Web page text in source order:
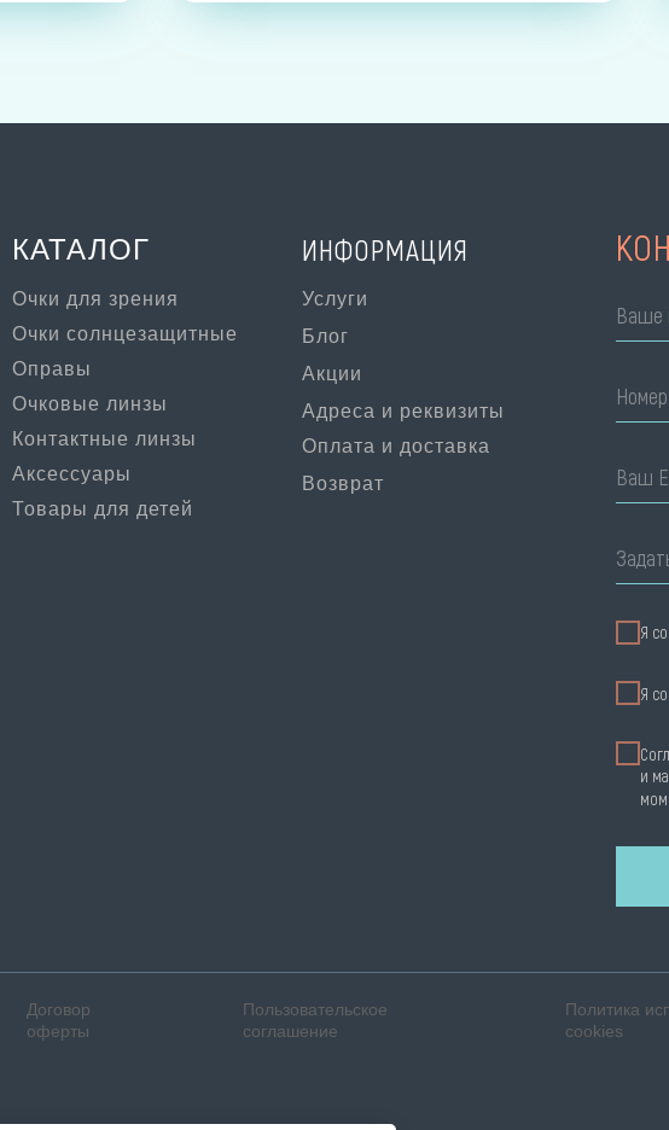
Очки для зрения
Очки солнцезащитные
Очковые линзы
Оправы
Контактные линзы
Аксессуары
Товары для детей
ИНФОРМАЦИЯ
Услуги
КАТАЛОГ
Адреса и реквизиты
Ваше
Ваш
Я
Я
и
Оплата и доставка
Политика
cookies
Пользовательское
соглашение
Договор
оферты
Возврат
Блог
Акции